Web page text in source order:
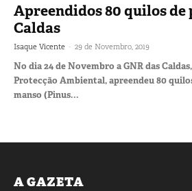
Apreendidos 80 quilos de
Caldas
Isaque Vicente - 29 de Novembro, 2019
No dia 24 de Novembro a GNR das
Protecção Ambiental, apreendeu 80
manso (Pinus...
A GAZETA